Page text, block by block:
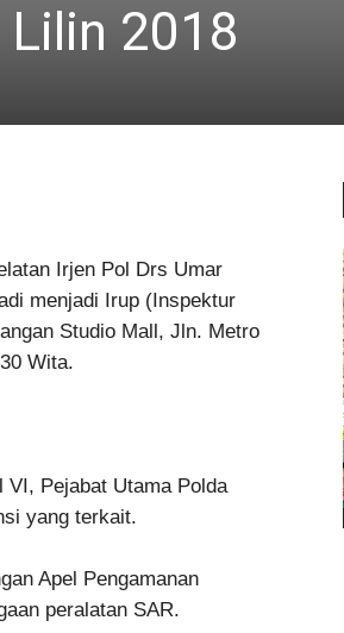
Lilin 2018
Irjen Pol Drs Umar
menjadi Irup (Inspektur
Studio Mall, Jln. Metro
Wita.
VI, Pejabat Utama Polda
yang terkait.
Apel Pengamanan
peralatan SAR.